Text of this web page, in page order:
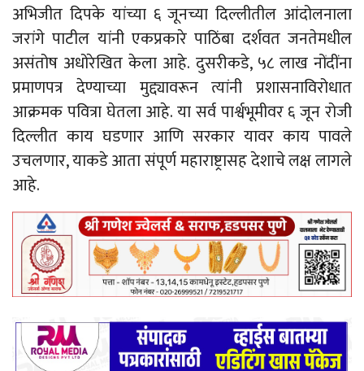
अभिजीत दिपके यांच्या ६ जूनच्या दिल्लीतील आंदोलनाला
जरांगे पाटील यांनी एकप्रकारे पाठिंबा दर्शवत जनतेमधील
असंतोष अधोरेखित केला आहे. दुसरीकडे, ५८ लाख नोंदींना
प्रमाणपत्र देण्याच्या मुद्द्यावरून त्यांनी प्रशासनाविरोधात
आक्रमक पवित्रा घेतला आहे. या सर्व पार्श्वभूमीवर ६ जून रोजी
दिल्लीत काय घडणार आणि सरकार यावर काय पावले
उचलणार, याकडे आता संपूर्ण महाराष्ट्रासह देशाचे लक्ष लागले
आहे.